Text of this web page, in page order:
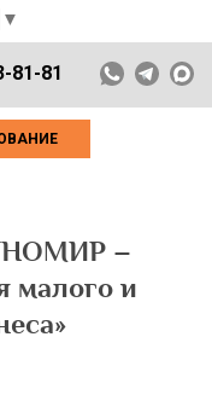
▼
81-81
–
малого и